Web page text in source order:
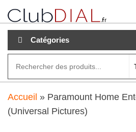
Aller
au
contenu
clubdial.fr
Catégories
Accueil » Paramount Home
(Universal Pictures)